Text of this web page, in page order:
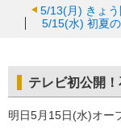
5/13(月) きょ
5/15(水) 初夏
テレビ初公開
明日5月15日(水)オー